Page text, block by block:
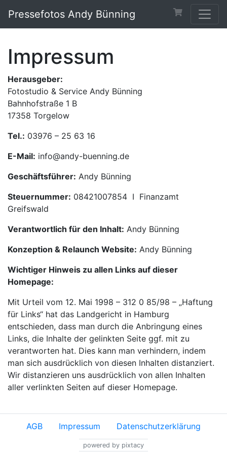
Pressefotos Andy Bünning
Impressum
Herausgeber:
Fotostudio & Service Andy Bünning
Bahnhofstraße 1 B
17358 Torgelow
Tel.: 03976 – 25 63 16
E-Mail: info@andy-buenning.de
Geschäftsführer: Andy Bünning
Steuernummer: 08421007854 I Finanzamt
Greifswald
Verantwortlich für den Inhalt: Andy Bünning
Konzeption & Relaunch Website: Andy Bünning
Wichtiger Hinweis zu allen Links auf dieser
Homepage:
Mit Urteil vom 12. Mai 1998 – 312 0 85/98 – „Haftung
für Links“ hat das Landgericht in Hamburg
entschieden, dass man durch die Anbringung eines
Links, die Inhalte der gelinkten Seite ggf. mit zu
verantworten hat. Dies kann man verhindern, indem
man sich ausdrücklich von diesen Inhalten distanziert.
Wir distanzieren uns ausdrücklich von allen Inhalten
aller verlinkten Seiten auf dieser Homepage.
AGB Impressum Datenschutzerklärung
powered by pixtacy